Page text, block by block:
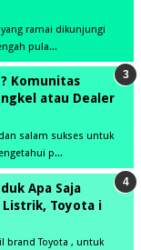
ramai dikunjungi
pula...
Komunitas
atau Dealer
salam sukses untuk
p...
Apa Saja
Listrik, Toyota i
brand Toyota , untuk